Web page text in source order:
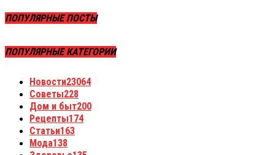
ПОПУЛЯРНЫЕ ПОСТЫ
ПОПУЛЯРНЫЕ КАТЕГОРИИ
Новости23064
Советы228
Дом и быт200
Рецепты174
Статьи163
Мода138